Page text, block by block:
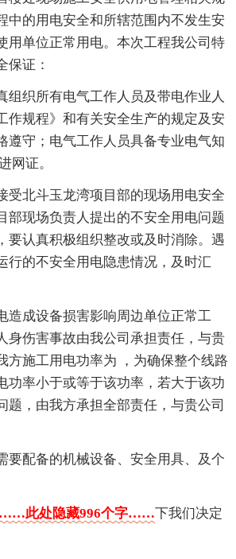
中的用电安全和所辖范围内不发生安
用单位正常用电。本次工程我公司特
保证：
组织所有电气工作人员及带电作业人
作规程》和有关安全生产的规定及安
遵守；电气工作人员具备专业电气知
网证。
受北斗玉龙湾项目部的现场用电安全
部现场负责人提出的不安全用电问题
要认真积极组织整改或及时消除。遇
行的不安全用电隐患情况，及时汇
造成设备损害影响周边单位正常工
身伤害事故由我公司承担责任，与贵
方施工用电功率为 ，为确保整个线路
功率小于或等于该功率，若大于该功
题，由我方承担全部责任，与贵公司
要配备的机械设备、安全用具、及个
……此处隐藏996个字……下我们决定